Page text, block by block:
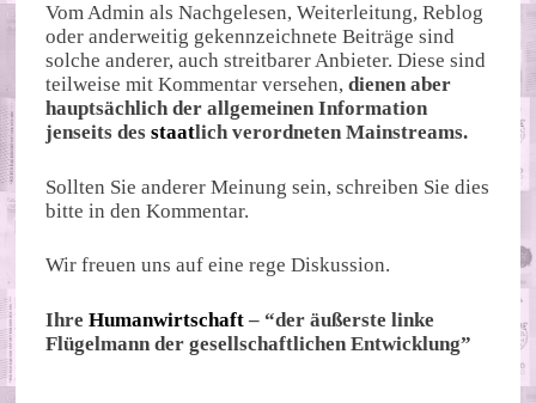
Vom Admin als Nachgelesen, Weiterleitung, Reblog
oder anderweitig gekennzeichnete Beiträge sind
solche anderer, auch streitbarer Anbieter. Diese sind
teilweise mit Kommentar versehen,dienen aber
hauptsächlich der allgemeinen Information
jenseits desstaatlich verordneten Mainstreams.
Sollten Sie anderer Meinung sein, schreiben Sie dies
bitte in den Kommentar.
Wir freuen uns auf eine rege Diskussion.
IhreHumanwirtschaft – “der äußerste linke
Flügelmann der gesellschaftlichen Entwicklung”